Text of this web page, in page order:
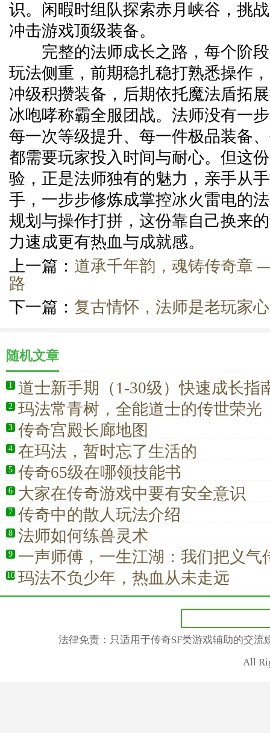
识。闲暇时组队探索赤月峡谷，挑
冲击游戏顶级装备。
完整的法师成长之路，每个阶段
玩法侧重，前期稳扎稳打熟悉操作
冲级积攒装备，后期依托魔法盾拓
冰咆哮称霸全服团战。法师没有一
每一次等级提升、每一件极品装备
都需要玩家投入时间与耐心。但这
验，正是法师独有的魅力，亲手从
手，一步步修炼成掌控冰火雷电的
规划与操作打拼，这份靠自己换来
力速成更有热血与成就感。
上一篇： 道承千年韵，魂铸传奇章
路
下一篇： 复古情怀，法师是老玩家
随机文章
1 道士新手期（1-30级）快速成长指
2 玛法常青树，全能道士的传世荣光
3 传奇宫殿长廊地图
4 在玛法，暂时忘了生活的
5 传奇65级在哪领技能书
6 大家在传奇游戏中要有安全意识
7 传奇中的散人玩法介绍
8 法师如何练兽灵术
9 一声师傅，一生江湖：我们把义气
10 玛法不负少年，热血从未走远
法律免责：只适用于传奇SF类游戏辅助的交
All